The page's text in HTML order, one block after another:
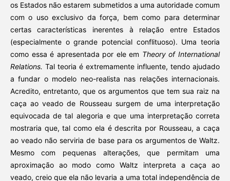
os Estados não estarem submetidos a uma autoridade comum
com o uso exclusivo da força, bem como para determinar
certas características inerentes à relação entre Estados
(especialmente o grande potencial conflituoso). Uma teoria
como essa é apresentada por ele em Theory of International
Relations. Tal teoria é extremamente influente, tendo ajudado
a fundar o modelo neo-realista nas relações internacionais.
Acredito, entretanto, que os argumentos que tem sua raiz na
caça ao veado de Rousseau surgem de uma interpretação
equivocada de tal alegoria e que uma interpretação correta
mostraria que, tal como ela é descrita por Rousseau, a caça
ao veado não serviria de base para os argumentos de Waltz.
Mesmo com pequenas alterações, que permitam uma
aproximação ao modo como Waltz interpreta a caça ao
veado, creio que ela não levaria a uma total independência de